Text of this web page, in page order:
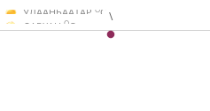
ДАРХАН OC
ЭРДЭНЭТ OC
\